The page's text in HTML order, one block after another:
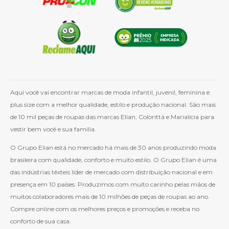
Aqui você vai encontrar marcas de moda infantil, juvenil, feminina e
plus size com a melhor qualidade, estilo e produção nacional. São mais
de 10 mil peças de roupas das marcas Elian, Colorittá e Marialícia para
vestir bem você e sua família.
O Grupo Elian está no mercado há mais de 30 anos produzindo moda
brasileira com qualidade, conforto e muito estilo. O Grupo Elian é uma
das indústrias têxteis líder de mercado com distribuição nacional e em
presença em 10 países. Produzimos com muito carinho pelas mãos de
muitos colaboradores mais de 10 milhões de peças de roupas ao ano.
Compre online com os melhores preços e promoções e receba no
conforto de sua casa.